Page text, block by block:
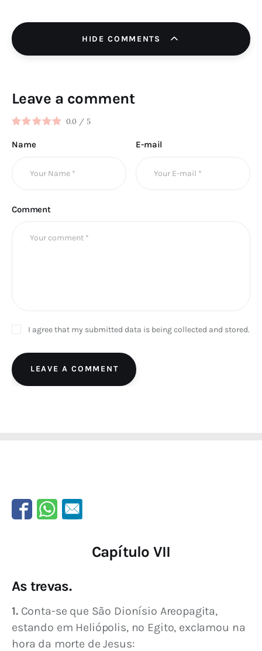
HIDE COMMENTS
Leave a comment
0.0 / 5
Name E-mail
Comment
I agree that my submitted data is being collected and stored.
LEAVE A COMMENT
Capítulo VII
As trevas.
1. Conta-se que São Dionísio Areopagita,
estando em Heliópolis, no Egito, exclamou na
hora da morte de Jesus: